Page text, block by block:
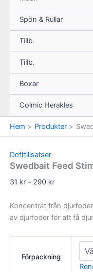
Spön & Rullar
Tillb.
Tillb.
Boxar
Colmic Herakles
Hem Produkter
Dofttillsatser
Swedbait Feed
31 kr – 290 krPrisintervall:
till
290 kr
Koncentrat från
av djurfoder för att få
Förpackning